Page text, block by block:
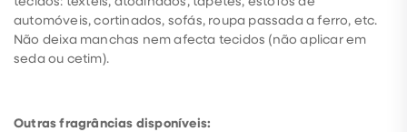
automóveis, cortinados, sofás, roupa passada a ferro, etc.
Não deixa manchas nem afecta tecidos (não aplicar em
seda ou cetim).
Outras fragrâncias disponíveis: